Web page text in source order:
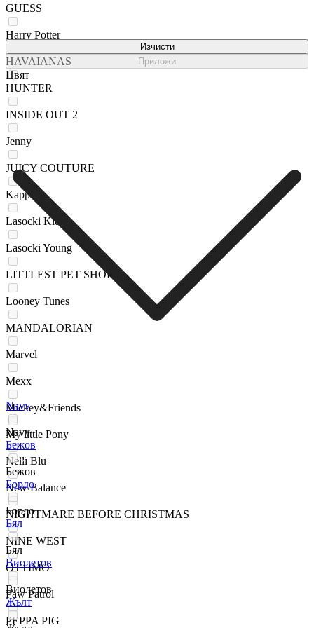
GUESS
Harry Potter
HAVAIANAS
HUNTER
INSIDE OUT 2
Jenny
JUICY COUTURE
Kappa
Lasocki Kids
Lasocki Young
LITTLEST PET SHOP
Looney Tunes
MANDALORIAN
Marvel
Mexx
Mickey&Friends
My little Pony
Nelli Blu
New Balance
NIGHTMARE BEFORE CHRISTMAS
NINE WEST
OTTIMO
Paw Patrol
PEPPA PIG
Изчисти
Приложи
Цвят
Navy
Navy
Бежов
Бежов
Бордо
Бордо
Бял
Бял
Виолетов
Виолетов
Жълт